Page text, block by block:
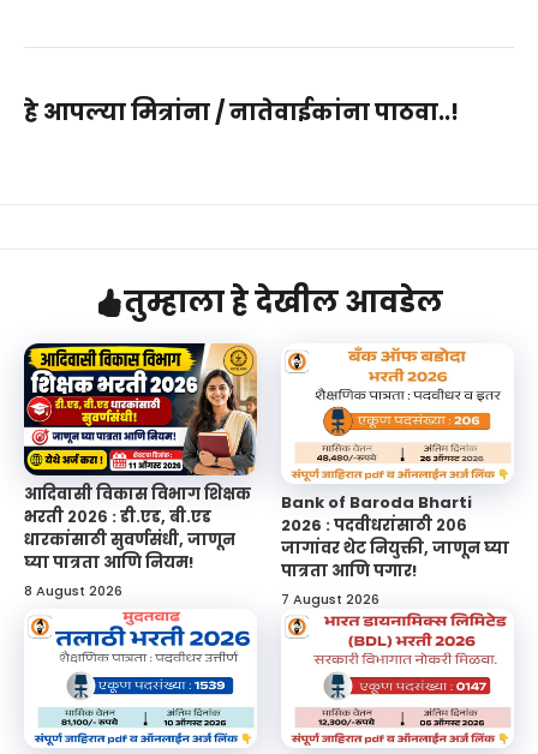
हे आपल्या मित्रांना / नातेवाईकांना पाठवा..!
तुम्हाला हे देखील आवडेल
आदिवासी विकास विभाग शिक्षक
भरती २०२६ : डी.एड, बी.एड
धारकांसाठी सुवर्णसंधी, जाणून
घ्या पात्रता आणि नियम!
8 August 2026
Bank of Baroda Bharti
2026 : पदवीधरांसाठी २०६
जागांवर थेट नियुक्ती, जाणून घ्या
पात्रता आणि पगार!
7 August 2026